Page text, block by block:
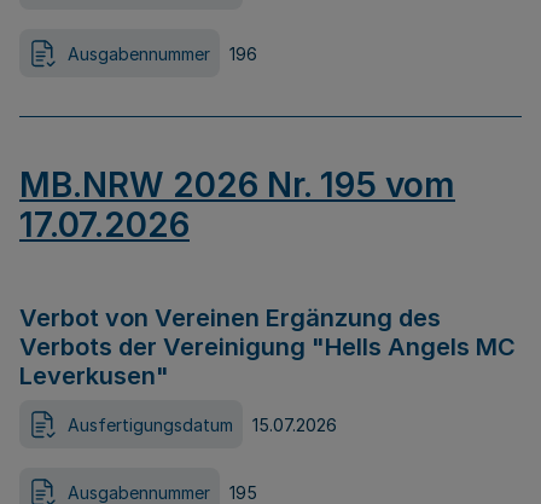
Ausgabennummer 196
MB.NRW 2026 Nr. 195 vom
17.07.2026
Verbot von Vereinen Ergänzung des
Verbots der Vereinigung "Hells Angels MC
Leverkusen"
Ausfertigungsdatum 15.07.2026
Ausgabennummer 195